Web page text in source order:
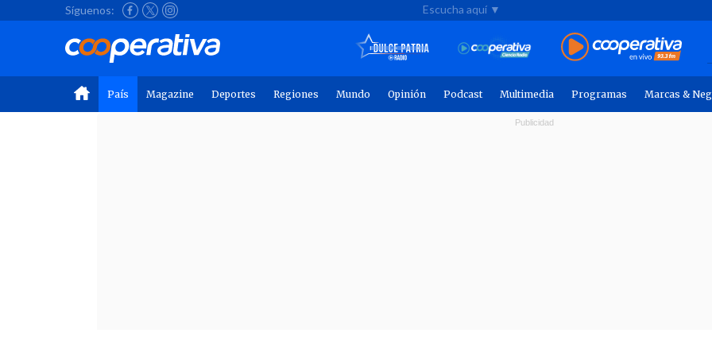
Síguenos: Escucha aquí ▼
País Magazine Deportes Regiones Mundo Opinión Podcast Multimedia Programas Marcas &